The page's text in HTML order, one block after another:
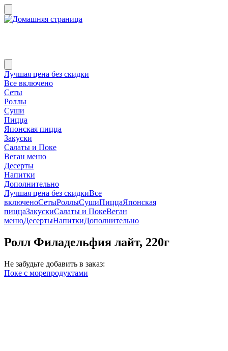
Лучшая цена без скидки
Все включено
Сеты
Роллы
Суши
Пицца
Японская пицца
Закуски
Салаты и Поке
Веган меню
Десерты
Напитки
Дополнительно
Лучшая цена без скидкиВсе
включеноСетыРоллыСушиПиццаЯпонская
пиццаЗакускиСалаты и ПокеВеган
менюДесертыНапиткиДополнительно
Ролл Филадельфия лайт, 220г
Не забудьте добавить в заказ:
Поке с морепродуктами